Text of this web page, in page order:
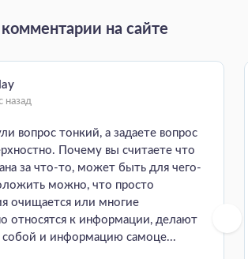
на сайте
назад
вопрос тонкий, а задаете вопрос
Почему вы считаете что
за что-то, может быть для чего-
можно, что просто
очищается или многие
относятся к информации, делают
собой и информацию самоце...